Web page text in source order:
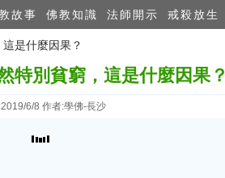
故事 佛教知識 法師開示 戒殺放生
是什麼因果？
特別貧窮，這是什麼因果？
6/8 作者:學佛-長沙